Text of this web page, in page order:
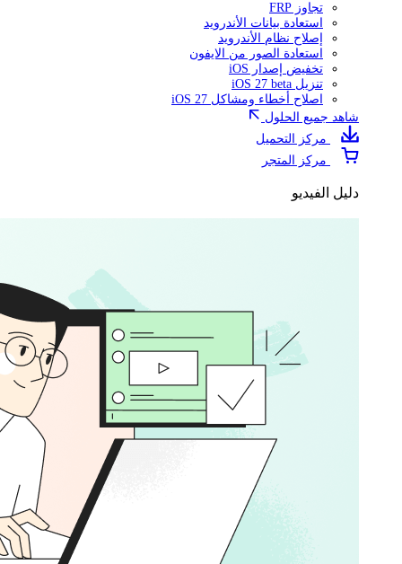
تجاوز FRP
استعادة بيانات الأندرويد
إصلاح نظام الأندرويد
استعادة الصور من الايفون
تخفيض إصدار iOS
تنزيل iOS 27 beta
اصلاح أخطاء ومشاكل iOS 27
شاهد جميع الحلول
مركز التحميل
مركز المتجر
دليل الفيديو